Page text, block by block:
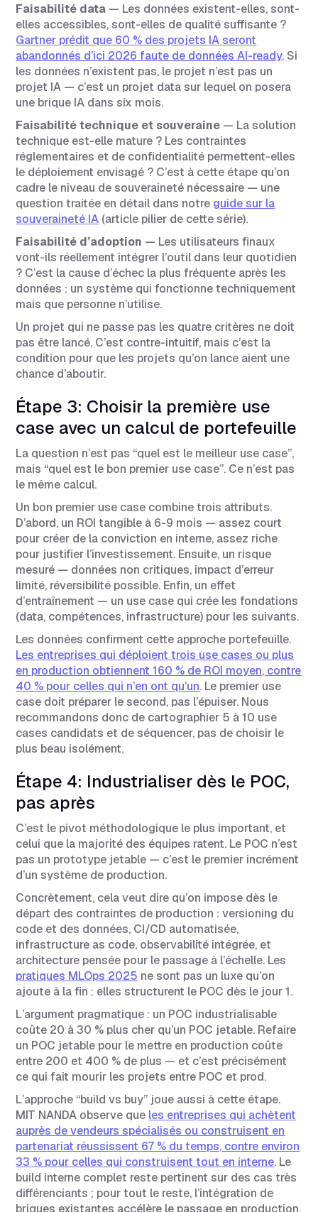
Faisabilité data — Les données existent-elles, sont-
elles accessibles, sont-elles de qualité suffisante ?
Gartner prédit que 60 % des projets IA seront
abandonnés d’ici 2026 faute de données AI-ready. Si
les données n’existent pas, le projet n’est pas un
projet IA — c’est un projet data sur lequel on posera
une brique IA dans six mois.
Faisabilité technique et souveraine — La solution
technique est-elle mature ? Les contraintes
réglementaires et de confidentialité permettent-elles
le déploiement envisagé ? C’est à cette étape qu’on
cadre le niveau de souveraineté nécessaire — une
question traitée en détail dans notre guide sur la
souveraineté IA (article pilier de cette série).
Faisabilité d’adoption — Les utilisateurs finaux
vont-ils réellement intégrer l’outil dans leur quotidien
? C’est la cause d’échec la plus fréquente après les
données : un système qui fonctionne techniquement
mais que personne n’utilise.
Un projet qui ne passe pas les quatre critères ne doit
pas être lancé. C’est contre-intuitif, mais c’est la
condition pour que les projets qu’on lance aient une
chance d’aboutir.
Étape 3: Choisir la première use
case avec un calcul de portefeuille
La question n’est pas “quel est le meilleur use case”,
mais “quel est le bon premier use case”. Ce n’est pas
le même calcul.
Un bon premier use case combine trois attributs.
D’abord, un ROI tangible à 6-9 mois — assez court
pour créer de la conviction en interne, assez riche
pour justifier l’investissement. Ensuite, un risque
mesuré — données non critiques, impact d’erreur
limité, réversibilité possible. Enfin, un effet
d’entraînement — un use case qui crée les fondations
(data, compétences, infrastructure) pour les suivants.
Les données confirment cette approche portefeuille.
Les entreprises qui déploient trois use cases ou plus
en production obtiennent 160 % de ROI moyen, contre
40 % pour celles qui n’en ont qu’un. Le premier use
case doit préparer le second, pas l’épuiser. Nous
recommandons donc de cartographier 5 à 10 use
cases candidats et de séquencer, pas de choisir le
plus beau isolément.
Étape 4: Industrialiser dès le POC,
pas après
C’est le pivot méthodologique le plus important, et
celui que la majorité des équipes ratent. Le POC n’est
pas un prototype jetable — c’est le premier incrément
d’un système de production.
Concrètement, cela veut dire qu’on impose dès le
départ des contraintes de production : versioning du
code et des données, CI/CD automatisée,
infrastructure as code, observabilité intégrée, et
architecture pensée pour le passage à l’échelle. Les
pratiques MLOps 2025 ne sont pas un luxe qu’on
ajoute à la fin : elles structurent le POC dès le jour 1.
L’argument pragmatique : un POC industrialisable
coûte 20 à 30 % plus cher qu’un POC jetable. Refaire
un POC jetable pour le mettre en production coûte
entre 200 et 400 % de plus — et c’est précisément
ce qui fait mourir les projets entre POC et prod.
L’approche “build vs buy” joue aussi à cette étape.
MIT NANDA observe que les entreprises qui achètent
auprès de vendeurs spécialisés ou construisent en
partenariat réussissent 67 % du temps, contre environ
33 % pour celles qui construisent tout en interne. Le
build interne complet reste pertinent sur des cas très
différenciants ; pour tout le reste, l’intégration de
briques existantes accélère le passage en production.